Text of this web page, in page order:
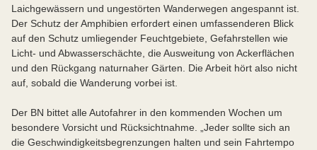
Laichgewässern und ungestörten Wanderwegen angespannt ist.
Der Schutz der Amphibien erfordert einen umfassenderen Blick
auf den Schutz umliegender Feuchtgebiete, Gefahrstellen wie
Licht- und Abwasserschächte, die Ausweitung von Ackerflächen
und den Rückgang naturnaher Gärten. Die Arbeit hört also nicht
auf, sobald die Wanderung vorbei ist.
Der BN bittet alle Autofahrer in den kommenden Wochen um
besondere Vorsicht und Rücksichtnahme. „Jeder sollte sich an
die Geschwindigkeitsbegrenzungen halten und sein Fahrtempo